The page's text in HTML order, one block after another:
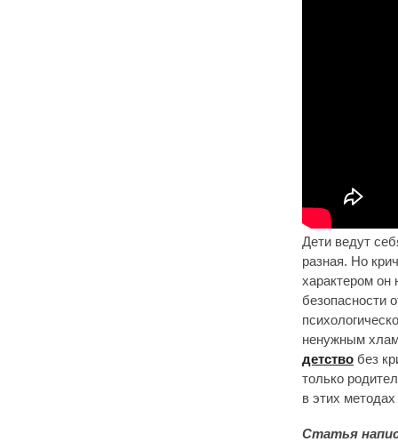
Дети ведут
разная. Но
характером он
безопасности
ненужным
детство без
только
в этих
Статья